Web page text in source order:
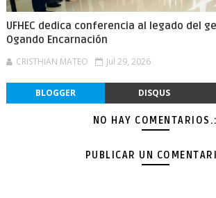
UFHEC dedica conferencia al legado del
Ogando Encarnación
CRISTHIAN MATEO Jul 29, 2026
BLOGGER DISQUS
NO HAY COMENTARIOS.:
PUBLICAR UN